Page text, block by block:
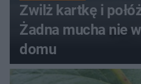
Zwilż kartkę i
Żadna mucha nie
domu